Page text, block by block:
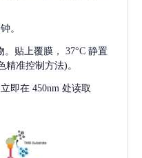
。
。贴上覆膜， 37°C 静置
精准控制方法)。
即在 450nm 处读取